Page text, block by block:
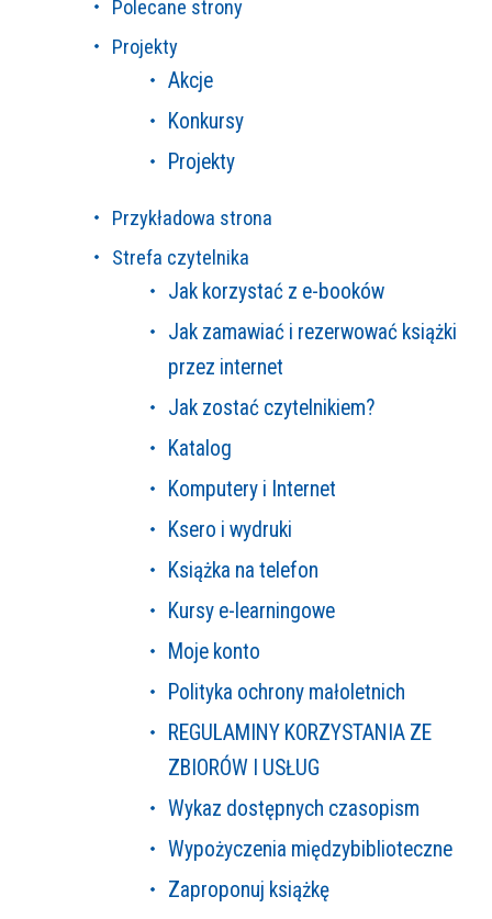
Polecane strony
Projekty
Akcje
Konkursy
Projekty
Przykładowa strona
Strefa czytelnika
Jak korzystać z e-booków
Jak zamawiać i rezerwować książki
przez internet
Jak zostać czytelnikiem?
Katalog
Komputery i Internet
Ksero i wydruki
Książka na telefon
Kursy e-learningowe
Moje konto
Polityka ochrony małoletnich
REGULAMINY KORZYSTANIA ZE
ZBIORÓW I USŁUG
Wykaz dostępnych czasopism
Wypożyczenia międzybiblioteczne
Zaproponuj książkę